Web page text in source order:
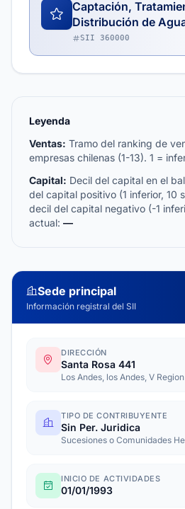
Captación,
Distribución de
SII 360000
Leyenda
Ventas: Tramo del ranking de
empresas chilenas (1-13). 1 =
Capital: Decil del capital en el
del capital positivo (1 inferior, 10
decil del capital negativo (-1
actual: —
Sede principal
Información registral del SII
DIRECCIÓN
Santa Rosa 441
Los Andes, los Andes, V
TIPO DE CONTRIBUYENTE
Sin Per. Juridica
Sucesiones o Comunidades
INICIO DE ACTIVIDADES
01/01/1993